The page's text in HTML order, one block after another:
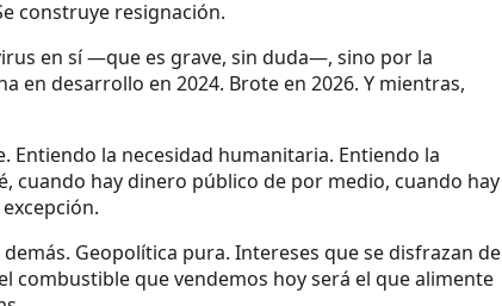
construye resignación.
en sí —que es grave, sin duda—, sino por la
en desarrollo en 2024. Brote en 2026. Y mientras,
la necesidad humanitaria. Entiendo la
cuando hay dinero público de por medio, cuando hay
Geopolítica pura. Intereses que se disfrazan de
combustible que vendemos hoy será el que alimente